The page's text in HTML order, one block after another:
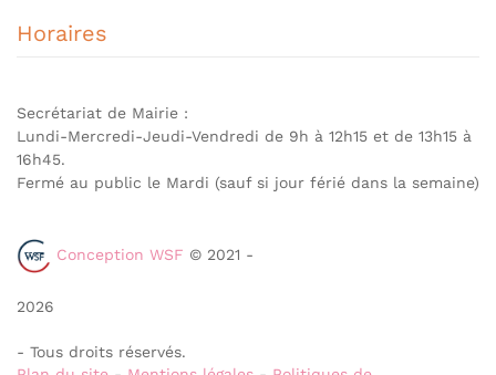
Horaires
Secrétariat de Mairie :
Lundi-Mercredi-Jeudi-Vendredi de 9h à 12h15 et de 13h15 à
16h45.
Fermé au public le Mardi (sauf si jour férié dans la semaine)
Conception WSF © 2021 -
2026
- Tous droits réservés.